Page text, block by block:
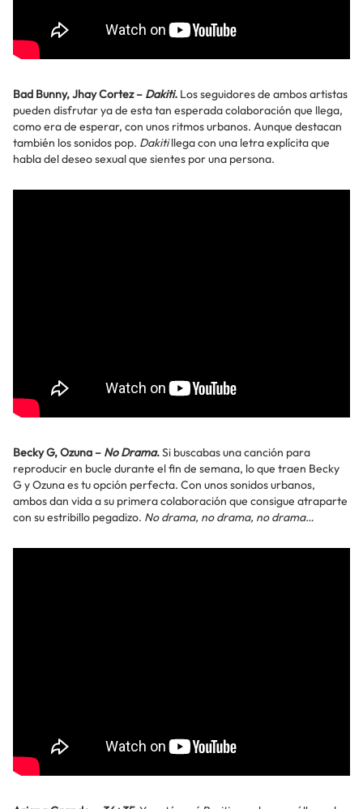
Bad Bunny, Jhay Cortez – Dakiti. Los seguidores de ambos artistas
pueden disfrutar ya de esta tan esperada colaboración que llega,
como era de esperar, con unos ritmos urbanos. Aunque destacan
también los sonidos pop. Dakitillega con una letra explícita que
habla del deseo sexual que sientes por una persona.
Becky G, Ozuna – No Drama.Si buscabas una canción para
reproducir en bucle durante el fin de semana, lo que traen Becky
G y Ozuna es tu opción perfecta. Con unos sonidos urbanos,
ambos dan vida a su primera colaboración que consigue atraparte
con su estribillo pegadizo. No drama, no drama, no drama…